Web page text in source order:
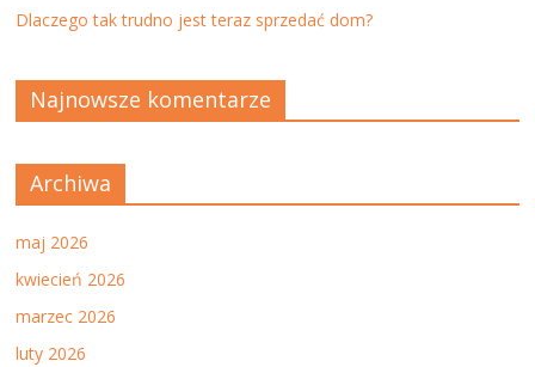
Dlaczego tak trudno jest teraz sprzedać dom?
Najnowsze komentarze
Archiwa
maj 2026
kwiecień 2026
marzec 2026
luty 2026